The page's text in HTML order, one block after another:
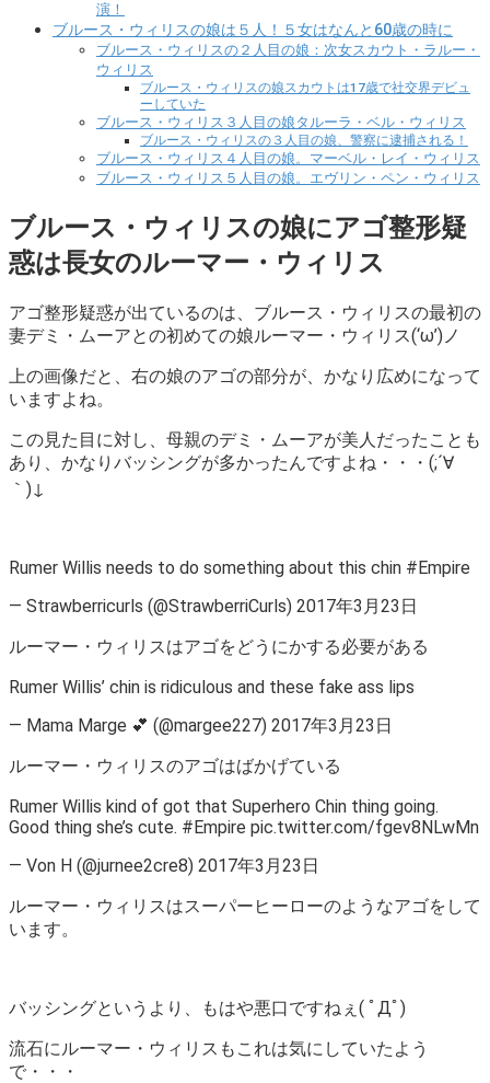
演！
ブルース・ウィリスの娘は５人！５女はなんと60歳の時に
ブルース・ウィリスの２人目の娘：次女スカウト・ラルー・
ウィリス
ブルース・ウィリスの娘スカウトは17歳で社交界デビュ
ーしていた
ブルース・ウィリス３人目の娘タルーラ・ベル・ウィリス
ブルース・ウィリスの３人目の娘、警察に逮捕される！
ブルース・ウィリス４人目の娘。マーベル・レイ・ウィリス
ブルース・ウィリス５人目の娘。エヴリン・ペン・ウィリス
ブルース・ウィリスの娘にアゴ整形疑
惑は長女のルーマー・ウィリス
アゴ整形疑惑が出ているのは、ブルース・ウィリスの最初の
妻デミ・ムーアとの初めての娘ルーマー・ウィリス(‘ω’)ノ
上の画像だと、右の娘のアゴの部分が、かなり広めになって
いますよね。
この見た目に対し、母親のデミ・ムーアが美人だったことも
あり、かなりバッシングが多かったんですよね・・・(;´∀
｀)↓
Rumer Willis needs to do something about this chin #Empire
— Strawberricurls (@StrawberriCurls) 2017年3月23日
ルーマー・ウィリスはアゴをどうにかする必要がある
Rumer Willis’ chin is ridiculous and these fake ass lips
— Mama Marge 💕 (@margee227) 2017年3月23日
ルーマー・ウィリスのアゴはばかげている
Rumer Willis kind of got that Superhero Chin thing going.
Good thing she’s cute. #Empire pic.twitter.com/fgev8NLwMn
— Von H (@jurnee2cre8) 2017年3月23日
ルーマー・ウィリスはスーパーヒーローのようなアゴをして
います。
バッシングというより、もはや悪口ですねぇ( ﾟДﾟ)
流石にルーマー・ウィリスもこれは気にしていたよう
で・・・